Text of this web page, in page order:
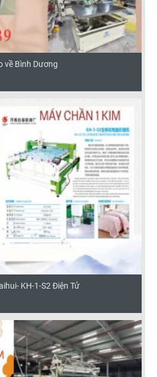
về Bình Dương
KH-1-S2 Điện Tử